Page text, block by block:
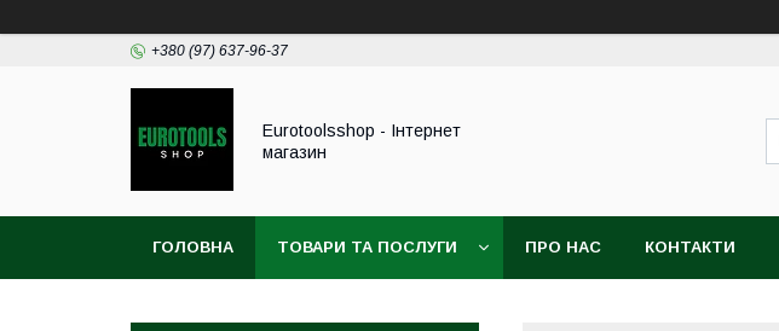
+380 (97) 637-96-37
Eurotoolsshop - Інтернет
магазин
ГОЛОВНА ТОВАРИ ТА ПОСЛУГИ ПРО НАС КОНТАКТИ